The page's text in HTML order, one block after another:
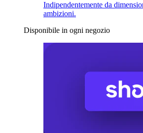
Indipendentemente da
ambizioni.
Disponibile in ogni negozio